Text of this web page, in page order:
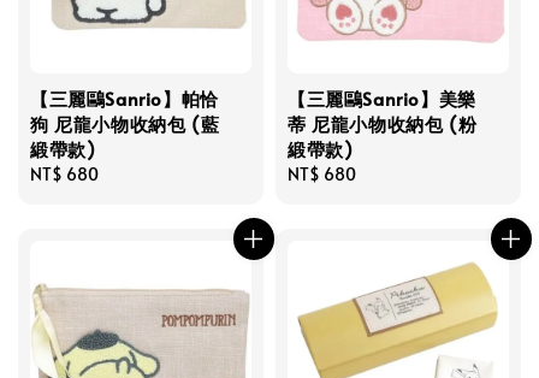
【三麗鷗Sanrio】帕恰
狗 尼龍小物收納包 (藍
緞帶款)
Regular
NT$ 680
【三麗鷗Sanrio】美樂
蒂 尼龍小物收納包 (粉
緞帶款)
Regular
NT$ 680